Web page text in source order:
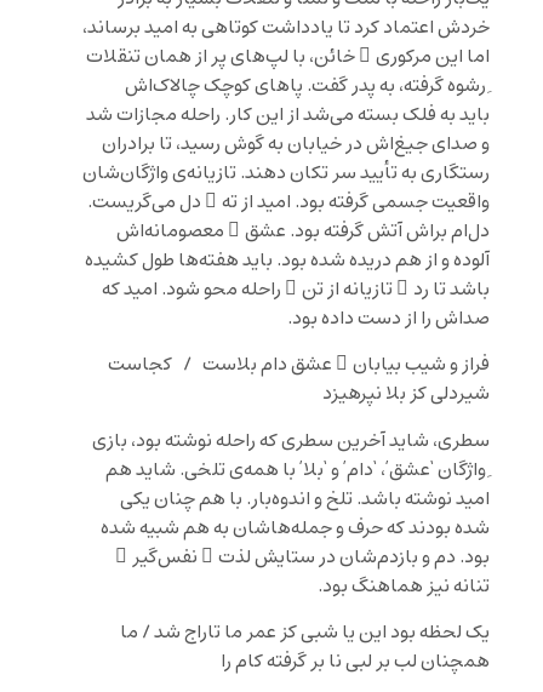
خردش اعتماد کرد تا یادداشت کوتاهی به امید برساند،
اما این مرکوری ِ خائن، با لپ‌های پر از همان تنقلات
ِ رشوه گرفته، به پدر گفت. پاهای کوچک چالاک‌اش
باید به فلک بسته می‌شد از این کار. راحله مجازات شد
و صدای جیغ‌اش در خیابان به گوش ‌رسید، تا برادران
رستگاری به تأیید سر تکان دهند. تازیانه‌ی واژگان‌شان
واقعیت جسمی گرفته بود. امید از ته ِ دل می‌گریست.
دل‌ام براش آتش گرفته بود. عشق ِ معصومانه‌اش
آلوده و از هم دریده شده بود. باید هفته‌ها طول کشیده
باشد تا رد ِ تازیانه از تن ِ راحله محو شود. امید که
صداش را از دست داده بود.
فراز و شیب بیابان ِ عشق دام بلاست / کجاست
شیردلی کز بلا نپرهیزد
سطری، شاید آخرین سطری که راحله نوشته بود، بازی
ِ واژگان ‘عشق’، ‘دام’ و ‘بلا’ با همه‌ی تلخی. شاید هم
امید نوشته باشد. تلخ و اندوه‌بار. با هم چنان یکی
شده بودند که حرف و جمله‌هاشان به هم شبیه شده
بود. دم و بازدم‌شان در ستایش لذت ِ نفس‌گیر ِ
تنانه نیز هماهنگ بود.
یک لحظه بود این یا شبی کز عمر ما تاراج شد / ما
همچنان لب بر لبی نا بر گرفته کام را